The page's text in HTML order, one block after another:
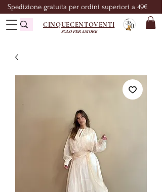
Spedizione gratuita per ordini superiori a 49€
SOLO PER AMORE
CINQUECENTOVENTI